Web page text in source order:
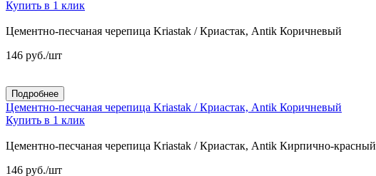
Купить в 1 клик
Цементно-песчаная черепица Kriastak / Криастак, Antik Коричневый
146 руб./шт
Подробнее
Цементно-песчаная черепица Kriastak / Криастак, Antik Коричневый
Купить в 1 клик
Цементно-песчаная черепица Kriastak / Криастак, Antik Кирпично-красный
146 руб./шт